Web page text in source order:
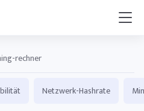
rechner
Netzwerk-Hashrate